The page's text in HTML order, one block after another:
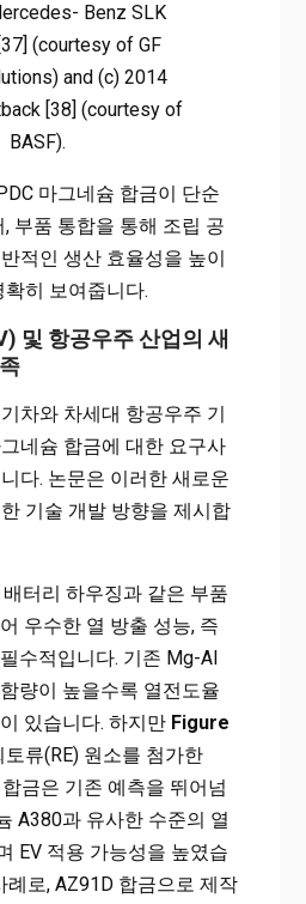
Benz SLK
(courtesy of GF
and (c) 2014
[38] (courtesy of
BASF).
마그네슘 합금이 단순
부품 통합을 통해 조립 공
적인 생산 효율성을 높이
히 보여줍니다.
및 항공우주 산업의 새
차와 차세대 항공우주 기
네슘 합금에 대한 요구사
다. 논문은 이러한 새로운
기술 개발 방향을 제시합
터리 하우징과 같은 부품
우수한 열 방출 성능, 즉
수적입니다. 기존 Mg-Al
량이 높을수록 열전도율
있습니다. 하지만 Figure
류(RE) 원소를 첨가한
금은 기존 예측을 뛰어넘
A380과 유사한 수준의 열
EV 적용 가능성을 높였습
례로, AZ91D 합금으로 제작